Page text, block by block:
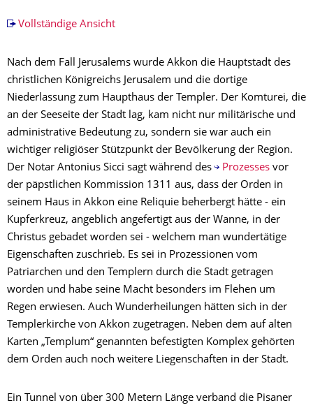
Vollständige Ansicht
Nach dem Fall Jerusalems wurde Akkon die Hauptstadt des
christlichen Königreichs Jerusalem und die dortige
Niederlassung zum Haupthaus der Templer. Der Komturei, die
an der Seeseite der Stadt lag, kam nicht nur militärische und
administrative Bedeutung zu, sondern sie war auch ein
wichtiger religiöser Stützpunkt der Bevölkerung der Region.
Der Notar Antonius Sicci sagt während des
Prozessesvor
der päpstlichen Kommission 1311 aus, dass der Orden in
seinem Haus in Akkon eine Reliquie beherbergt hätte - ein
Kupferkreuz, angeblich angefertigt aus der Wanne, in der
Christus gebadet worden sei - welchem man wundertätige
Eigenschaften zuschrieb. Es sei in Prozessionen vom
Patriarchen und den Templern durch die Stadt getragen
worden und habe seine Macht besonders im Flehen um
Regen erwiesen. Auch Wunderheilungen hätten sich in der
Templerkirche von Akkon zugetragen. Neben dem auf alten
Karten „Templum“ genannten befestigten Komplex gehörten
dem Orden auch noch weitere Liegenschaften in der Stadt.
Ein Tunnel von über 300 Metern Länge verband die Pisaner